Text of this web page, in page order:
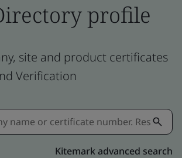
profile
site and product certificates
Verification
Kitemark advanced search